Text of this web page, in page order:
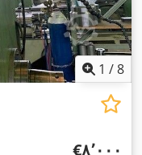
1 /8
‎€۸٬۰۰۰